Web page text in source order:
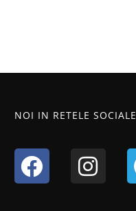
NOI IN RETELE SOCIALE